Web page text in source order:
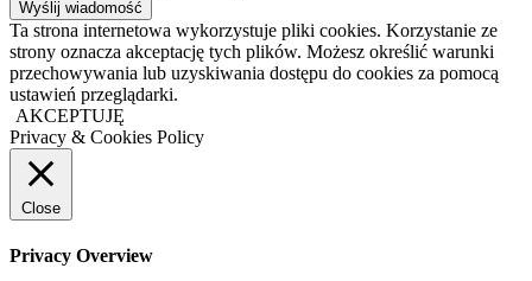
Ta strona internetowa wykorzystuje pliki cookies. Korzystanie ze
strony oznacza akceptację tych plików. Możesz określić warunki
przechowywania lub uzyskiwania dostępu do cookies za pomocą
ustawień przeglądarki.
AKCEPTUJĘ
Privacy & Cookies Policy
Close
Privacy Overview